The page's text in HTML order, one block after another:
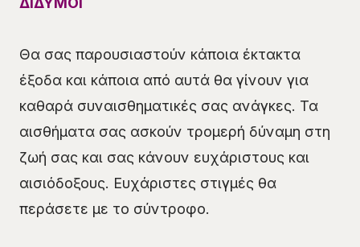
Θα σας παρουσιαστούν κάποια έκτακτα
έξοδα και κάποια από αυτά θα γίνουν για
καθαρά συναισθηματικές σας ανάγκες. Τα
αισθήματα σας ασκούν τρομερή δύναμη στη
ζωή σας και σας κάνουν ευχάριστους και
αισιόδοξους. Ευχάριστες στιγμές θα
περάσετε με το σύντροφο.